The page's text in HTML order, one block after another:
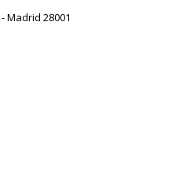
Madrid 28001